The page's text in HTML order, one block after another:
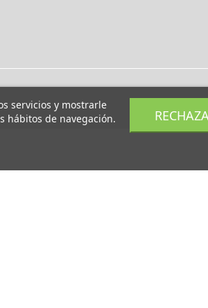
servicios y mostrarle
hábitos de navegación.